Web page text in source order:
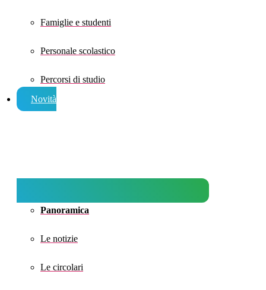
Famiglie e studenti
Personale scolastico
Percorsi di studio
Novità
Panoramica
Le notizie
Le circolari